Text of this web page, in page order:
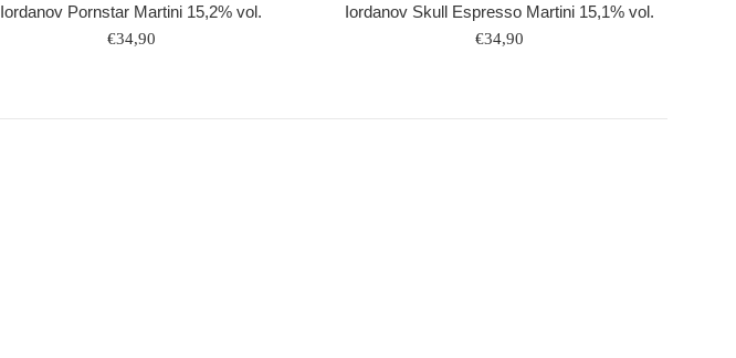
Iordanov Pornstar Martini 15,2% vol.
Normaler
€34,90
Iordanov Skull Espresso Martini 15,1% vol.
Normaler
€34,90